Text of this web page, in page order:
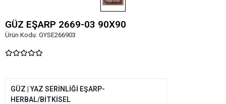
GÜZ EŞARP 2669-03 90X90
Ürün Kodu: GYSE266903
GÜZ | YAZ SERİNLİĞİ EŞARP-
HERBAL/BİTKİSEL